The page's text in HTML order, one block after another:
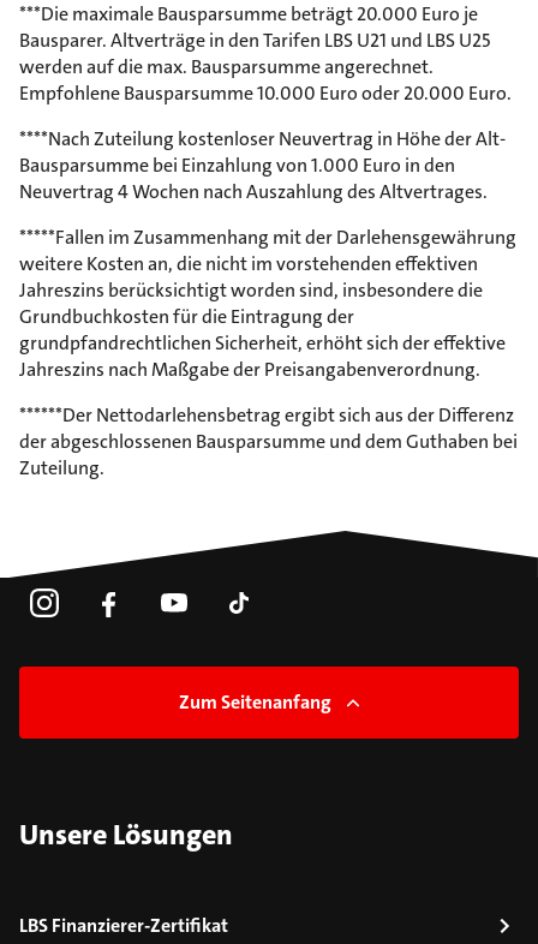
***Die maximale Bausparsumme beträgt 20.000 Euro je
Bausparer. Altverträge in den Tarifen LBS U21 und LBS U25
werden auf die max. Bausparsumme angerechnet.
Empfohlene Bausparsumme 10.000 Euro oder 20.000 Euro.
****Nach Zuteilung kostenloser Neuvertrag in Höhe der Alt-
Bausparsumme bei Einzahlung von 1.000 Euro in den
Neuvertrag 4 Wochen nach Auszahlung des Altvertrages.
*****Fallen im Zusammenhang mit der Darlehensgewährung
weitere Kosten an, die nicht im vorstehenden effektiven
Jahreszins berücksichtigt worden sind, insbesondere die
Grundbuchkosten für die Eintragung der
grundpfandrechtlichen Sicherheit, erhöht sich der effektive
Jahreszins nach Maßgabe der Preisangabenverordnung.
******Der Nettodarlehensbetrag ergibt sich aus der Differenz
der abgeschlossenen Bausparsumme und dem Guthaben bei
Zuteilung.
Zum Seitenanfang
Unsere Lösungen
LBS Finanzierer-Zertifikat